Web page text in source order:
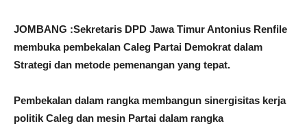
JOMBANG :Sekretaris DPD Jawa Timur Antonius Renfile
membuka pembekalan Caleg Partai Demokrat dalam
Strategi dan metode pemenangan yang tepat.
Pembekalan dalam rangka membangun sinergisitas kerja
politik Caleg dan mesin Partai dalam rangka